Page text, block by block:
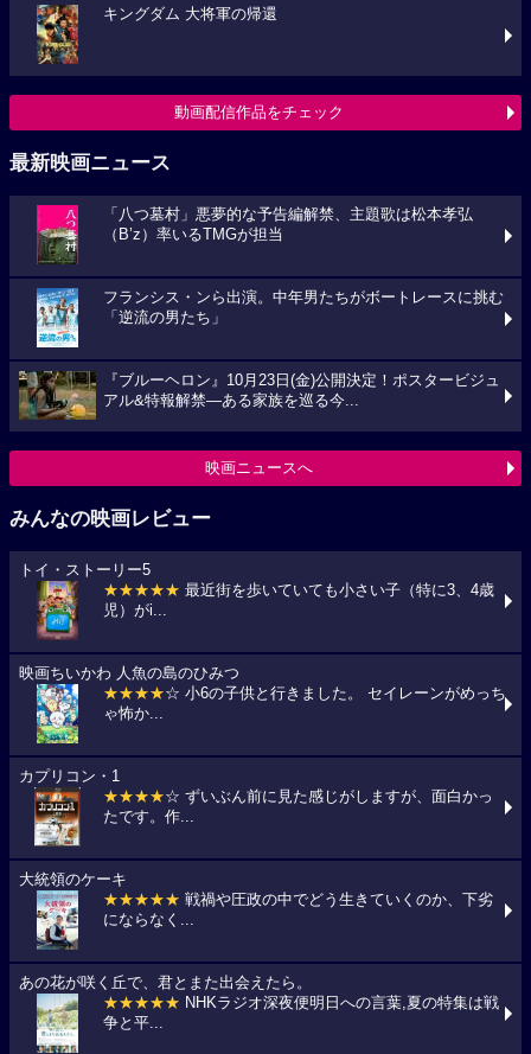
キングダム 大将軍の帰還
動画配信作品をチェック
最新映画ニュース
「八つ墓村」悪夢的な予告編解禁、主題歌は松本孝弘
（B’z）率いるTMGが担当
フランシス・ンら出演。中年男たちがボートレースに挑む
「逆流の男たち」
『ブルーヘロン』10月23日(金)公開決定！ポスタービジュ
アル&特報解禁―ある家族を巡る今...
映画ニュースへ
みんなの映画レビュー
トイ・ストーリー5
★★★★★ 最近街を歩いていても小さい子（特に3、4歳
児）がi...
映画ちいかわ 人魚の島のひみつ
★★★★☆ 小6の子供と行きました。 セイレーンがめっち
ゃ怖か...
カプリコン・1
★★★★☆ ずいぶん前に見た感じがしますが、面白かっ
たです。作...
大統領のケーキ
★★★★★ 戦禍や圧政の中でどう生きていくのか、下劣
にならなく...
あの花が咲く丘で、君とまた出会えたら。
★★★★★ NHKラジオ深夜便明日への言葉,夏の特集は戦
争と平...